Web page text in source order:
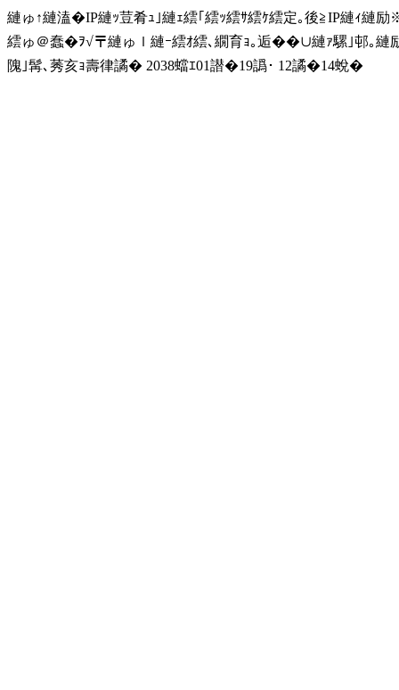
縺ゅ↑縺溘�IP縺ｯ荳肴ｭ｣縺ｪ繧｢繧ｯ繧ｻ繧ｹ繧定｡後≧IP縺ｨ縺
繧ゅ＠蠢�ｦ√〒縺ゅｌ縺ｰ繧ｵ繧､繝育ｮ｡逅��∪縺ｧ騾｣邨｡縺
隗｣髯､莠亥ｮ壽律譎� 2038蟷ｴ01譛�19譌･ 12譎�14蛻�